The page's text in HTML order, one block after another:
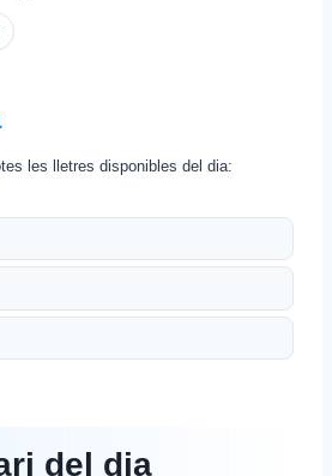
les lletres disponibles del dia:
del dia